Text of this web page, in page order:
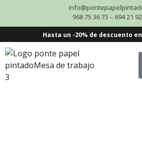
968 75 36 73 – 694 21
Hasta un -20% de descuento